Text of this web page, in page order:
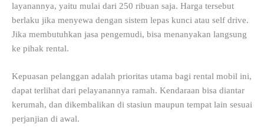
layanannya, yaitu mulai dari 250 ribuan saja. Harga tersebut
berlaku jika menyewa dengan sistem lepas kunci atau self drive.
Jika membutuhkan jasa pengemudi, bisa menanyakan langsung
ke pihak rental.
Kepuasan pelanggan adalah prioritas utama bagi rental mobil ini,
dapat terlihat dari pelayanannya ramah. Kendaraan bisa diantar
kerumah, dan dikembalikan di stasiun maupun tempat lain sesuai
perjanjian di awal.